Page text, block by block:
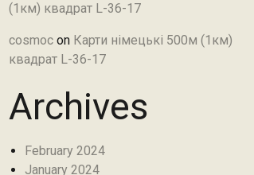
(1км) квадрат L-36-17
cosmocon Карти німецькі 500м (1км)
квадрат L-36-17
Archives
February 2024
January 2024